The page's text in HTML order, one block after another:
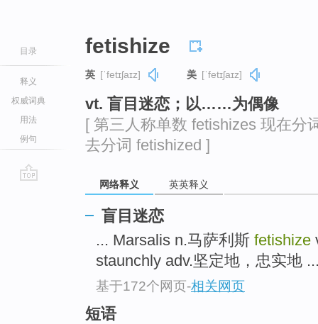
目录
释义
权威词典
用法
例句
fetishize
英 [ˈfetɪʃaɪz] 美 [ˈfetɪʃaɪz]
vt. 盲目迷恋；以……为偶像
[ 第三人称单数 fetishizes 现在分
去分词 fetishized ]
网络释义 英英释义
盲目迷恋
... Marsalis n.马萨利斯 fetishize
staunchly adv.坚定地，忠实地
基于172个网页-相关网页
短语